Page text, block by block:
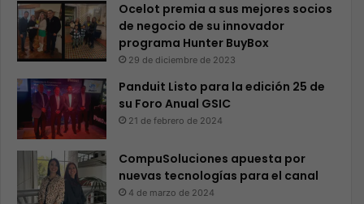
Ocelot premia a sus mejores socios
de negocio de su innovador
programa Hunter BuyBox
29 de diciembre de 2023
Panduit Listo para la edición 25 de
su Foro Anual GSIC
21 de febrero de 2024
CompuSoluciones apuesta por
nuevas tecnologías para el canal
4 de marzo de 2024